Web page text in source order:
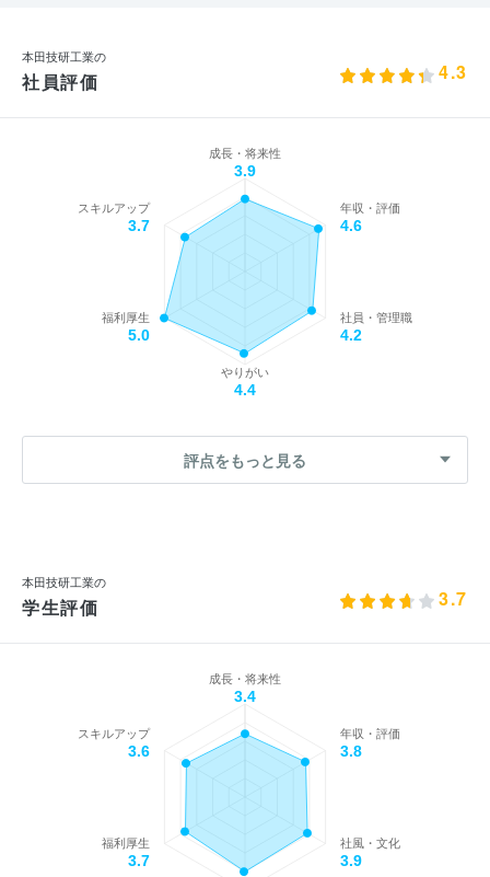
本田技研工業の
社員評価 4.3
成長・将来性
3.9
年収・評価
4.6
社員・管理職
4.2
やりがい
4.4
福利厚生
5.0
スキルアップ
3.7
評点をもっと見る
本田技研工業の
学生評価 3.7
成長・将来性
3.4
年収・評価
3.8
社風・文化
3.9
福利厚生
3.7
スキルアップ
3.6